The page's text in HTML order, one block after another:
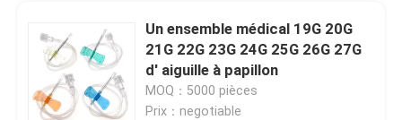
Un ensemble médical 19G 20G
21G 22G 23G 24G 25G 26G 27G
d' aiguille à papillon
MOQ：5000 pièces
Prix：negotiable